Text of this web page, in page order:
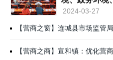
进会
2024-03-27
【营商之商】宣和镇：优化营